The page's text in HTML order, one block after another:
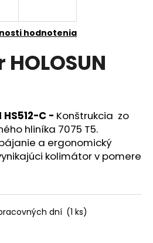
hodnotenia
HS512-C - Konštrukcia zo
hliníka 7075 T5.
a ergonomický
kolimátor v pomere
dní (1 ks)